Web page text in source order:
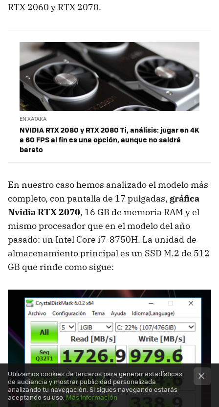
RTX 2060 y RTX 2070.
EN XATAKA
NVIDIA RTX 2080 y RTX 2080 Ti, análisis: jugar en 4K
a 60 FPS al fin es una opción, aunque no saldrá
barato
En nuestro caso hemos analizado el modelo más
completo, con pantalla de 17 pulgadas, gráfica
Nvidia RTX 2070, 16 GB de memoria RAM y el
mismo procesador que en el modelo del año
pasado: un Intel Core i7-8750H. La unidad de
almacenamiento principal es un SSD M.2 de 512
GB que rinde como sigue:
Utilizamos cookies de terceros para generar estadísticas
de audiencia y mostrar publicidad personalizada
analizando tu navegación. Si sigues navegando estarás
aceptando su uso. Más información